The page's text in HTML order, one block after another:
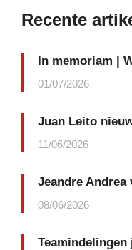
Recente
In memoriam |
01/07/2026
Juan Leito
11/06/2026
Jeandre
08/06/2026
Teamindelingen